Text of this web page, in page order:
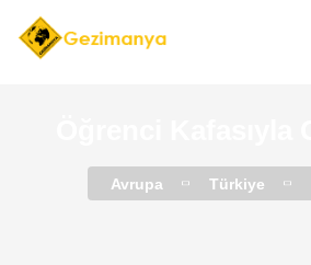
Avrupa Türkiye